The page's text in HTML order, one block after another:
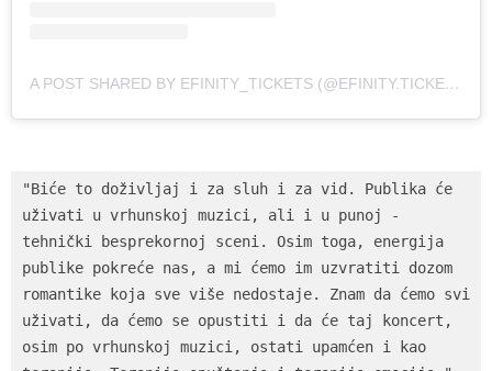
A POST SHARED BY EFINITY_TICKETS (@EFINITY.TICKETS)
"Biće to doživljaj i za sluh i za vid. Publika će
uživati u vrhunskoj muzici, ali i u punoj -
tehnički besprekornoj sceni. Osim toga, energija
publike pokreće nas, a mi ćemo im uzvratiti dozom
romantike koja sve više nedostaje. Znam da ćemo svi
uživati, da ćemo se opustiti i da će taj koncert,
osim po vrhunskoj muzici, ostati upamćen i kao